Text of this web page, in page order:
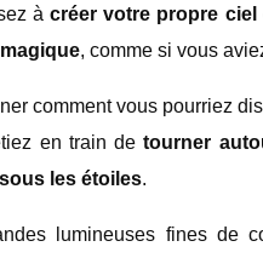
àcréer votre propre
, comme si vous
comment vous pourriez
en train detourner
les étoiles.
lumineuses fines de